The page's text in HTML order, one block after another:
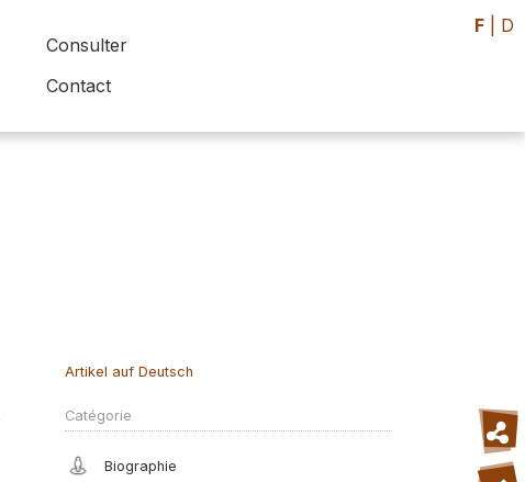
Consulter
Contact
F D
Artikel auf Deutsch
Catégorie
Biographie